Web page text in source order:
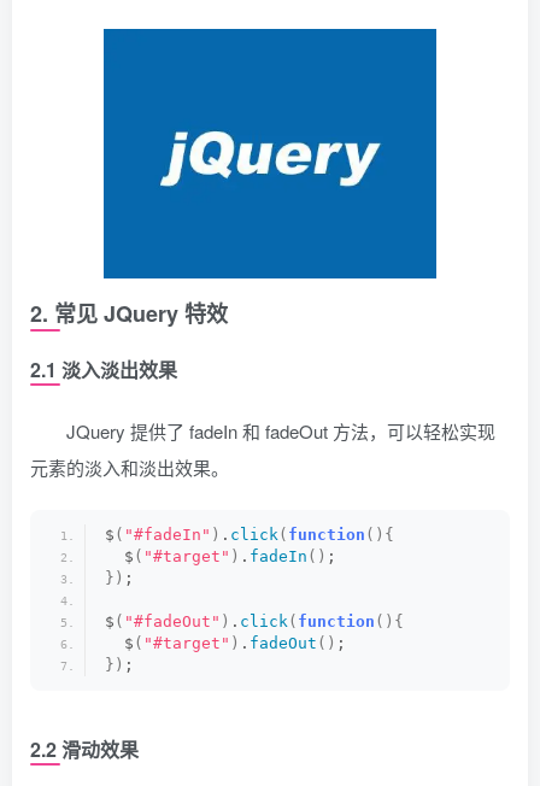
2. 常见 JQuery 特效
2.1 淡入淡出效果
JQuery 提供了 fadeIn 和 fadeOut 方法，可以轻松实现
元素的淡入和淡出效果。
$ ( "#fadeIn" ) . click( function (){
  $
( "#target" ) . fadeIn () ;
}) ;
$ ( "#fadeOut" ) . click( function (){
  $
( "#target" ) . fadeOut () ;
}) ;
2.2 滑动效果